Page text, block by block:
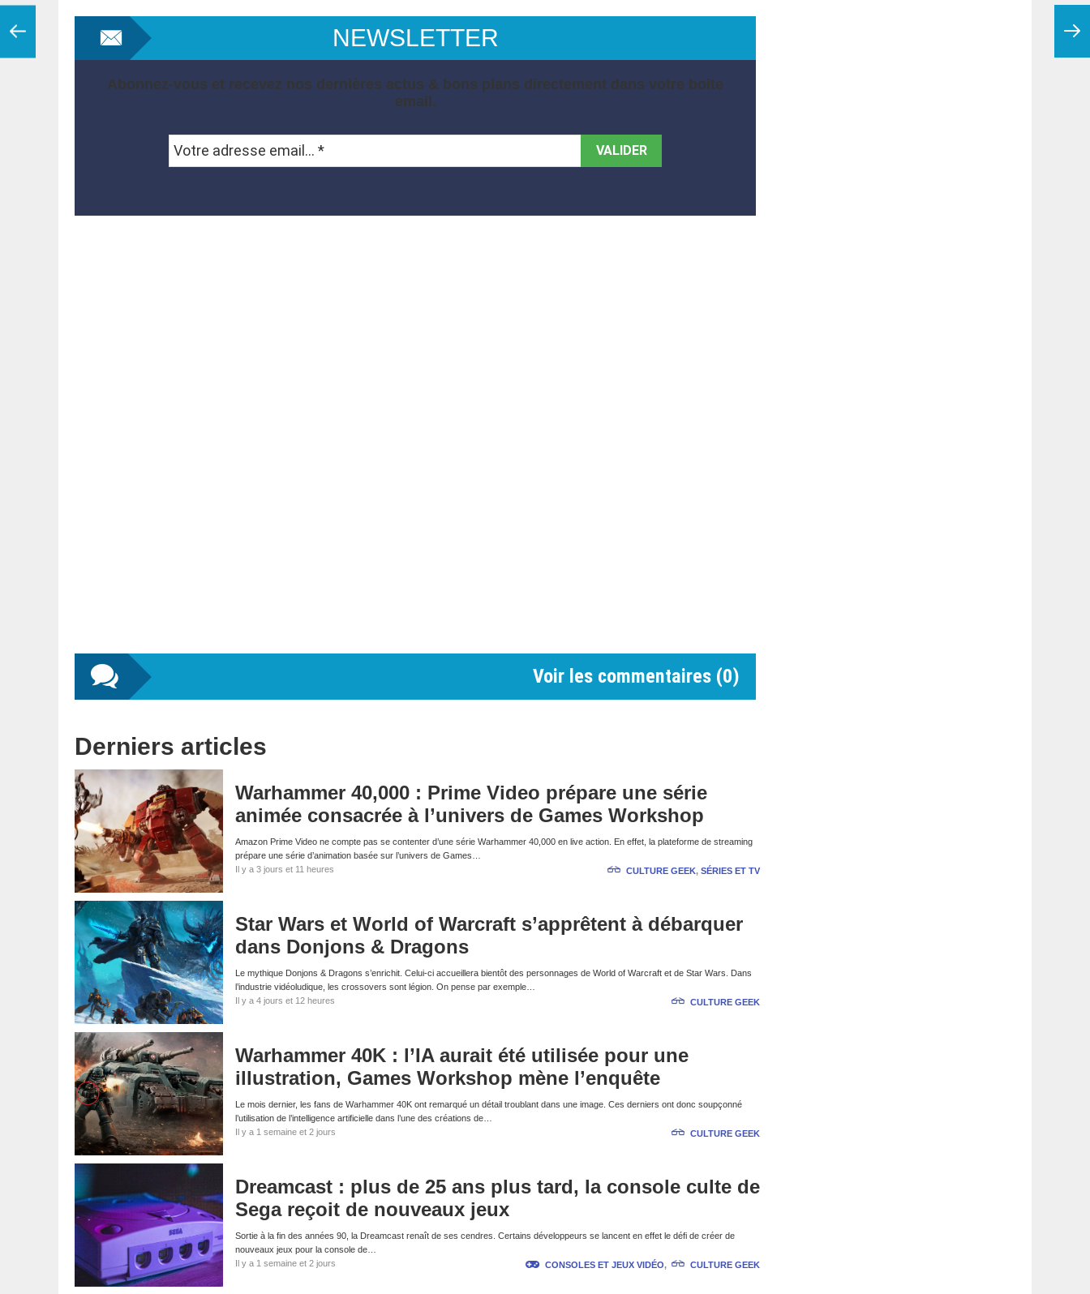
NEWSLETTER
Abonnez-vous et recevez nos dernières actus & bons plans directement dans votre boite
email.
Voir les commentaires (0)
Derniers articles
Warhammer 40,000 : Prime Video prépare une série
animée consacrée à l’univers de Games Workshop
Amazon Prime Video ne compte pas se contenter d’une série Warhammer 40,000 en live action. En effet, la plateforme de streaming
prépare une série d’animation basée sur l’univers de Games…
Il y a 3 jours et 11 heures
CULTURE GEEK, SÉRIES ET TV
Star Wars et World of Warcraft s’apprêtent à débarquer
dans Donjons & Dragons
Le mythique Donjons & Dragons s’enrichit. Celui-ci accueillera bientôt des personnages de World of Warcraft et de Star Wars. Dans
l’industrie vidéoludique, les crossovers sont légion. On pense par exemple…
Il y a 4 jours et 12 heures
CULTURE GEEK
Warhammer 40K : l’IA aurait été utilisée pour une
illustration, Games Workshop mène l’enquête
Le mois dernier, les fans de Warhammer 40K ont remarqué un détail troublant dans une image. Ces derniers ont donc soupçonné
l’utilisation de l’intelligence artificielle dans l’une des créations de…
Il y a 1 semaine et 2 jours
CULTURE GEEK
Dreamcast : plus de 25 ans plus tard, la console culte de
Sega reçoit de nouveaux jeux
Sortie à la fin des années 90, la Dreamcast renaît de ses cendres. Certains développeurs se lancent en effet le défi de créer de
nouveaux jeux pour la console de…
Il y a 1 semaine et 2 jours
CONSOLES ET JEUX VIDÉO, CULTURE GEEK